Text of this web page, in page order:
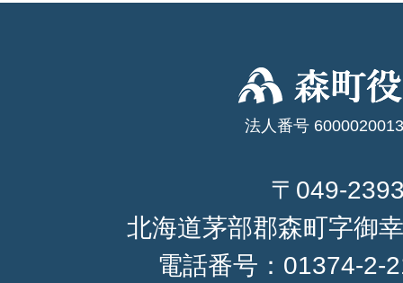
法人番号
〒049-
北海道茅部郡森町字御
電話番号： 01374-2-